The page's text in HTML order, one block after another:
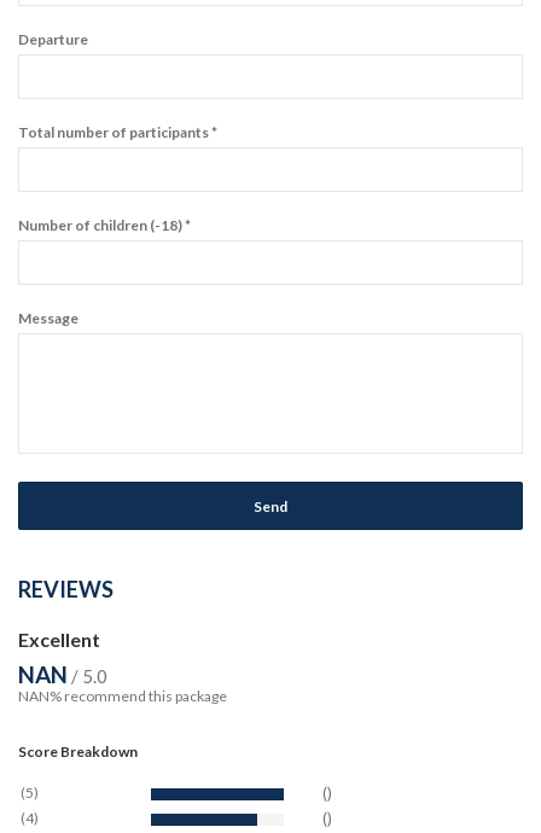
Departure
Total number of participants *
Number of children (-18) *
Message
REVIEWS
Excellent
NAN / 5.0
NAN% recommend this package
Score Breakdown
(5) ()
(4) ()